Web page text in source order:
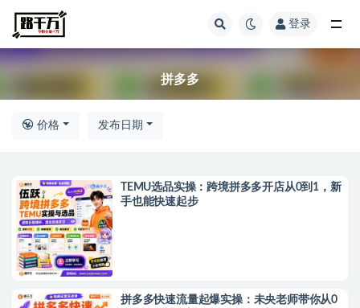
登录
拼多多
价格 发布日期
TEMU选品实操：跨境拼多多开店从0到1，新
手也能快速起步
拼多多快速流量起爆实操：未央老师带你从0